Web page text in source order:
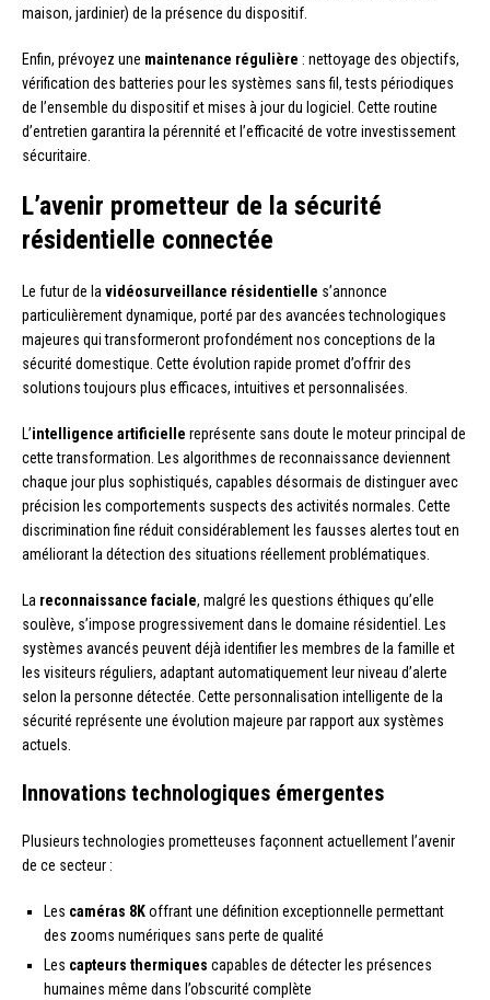
maison, jardinier) de la présence du dispositif.
Enfin, prévoyez une maintenance régulière : nettoyage des objectifs,
vérification des batteries pour les systèmes sans fil, tests périodiques
de l’ensemble du dispositif et mises à jour du logiciel. Cette routine
d’entretien garantira la pérennité et l’efficacité de votre investissement
sécuritaire.
L’avenir prometteur de la sécurité
résidentielle connectée
Le futur de lavidéosurveillance résidentielle s’annonce
particulièrement dynamique, porté par des avancées technologiques
majeures qui transformeront profondément nos conceptions de la
sécurité domestique. Cette évolution rapide promet d’offrir des
solutions toujours plus efficaces, intuitives et personnalisées.
L’intelligence artificielle représente sans doute le moteur principal de
cette transformation. Les algorithmes de reconnaissance deviennent
chaque jour plus sophistiqués, capables désormais de distinguer avec
précision les comportements suspects des activités normales. Cette
discrimination fine réduit considérablement les fausses alertes tout en
améliorant la détection des situations réellement problématiques.
La reconnaissance faciale, malgré les questions éthiques qu’elle
soulève, s’impose progressivement dans le domaine résidentiel. Les
systèmes avancés peuvent déjà identifier les membres de la famille et
les visiteurs réguliers, adaptant automatiquement leur niveau d’alerte
selon la personne détectée. Cette personnalisation intelligente de la
sécurité représente une évolution majeure par rapport aux systèmes
actuels.
Innovations technologiques émergentes
Plusieurs technologies prometteuses façonnent actuellement l’avenir
de ce secteur :
Les caméras 8Koffrant une définition exceptionnelle permettant
des zooms numériques sans perte de qualité
Les capteurs thermiques capables de détecter les présences
humaines même dans l’obscurité complète